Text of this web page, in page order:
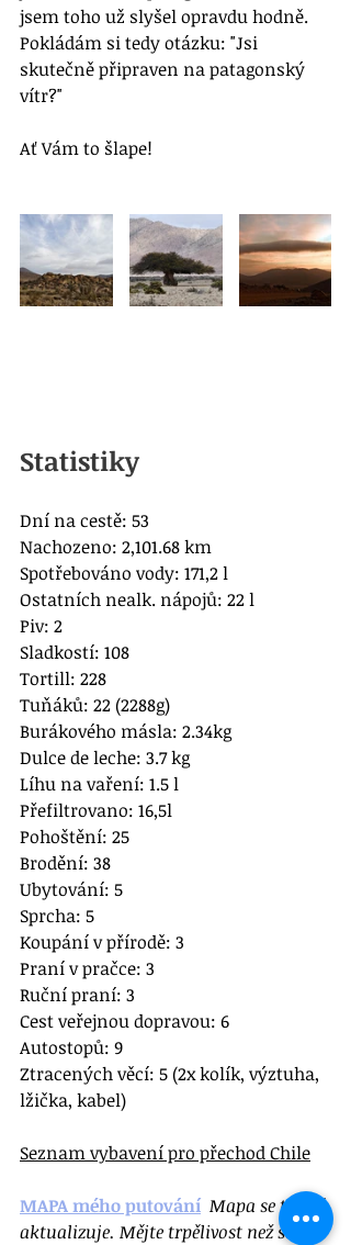
jsem toho už slyšel opravdu hodně.
Pokládám si tedy otázku: "Jsi
skutečně připraven na patagonský
vítr?"
Ať Vám to šlape!
Statistiky
Dní na cestě: 53
Nachozeno: 2,101.68 km
Spotřebováno vody: 171,2 l
Ostatních nealk. nápojů: 22 l
Piv: 2
Sladkostí: 108
Tortill: 228
Tuňáků: 22 (2288g)
Burákového másla: 2.34kg
Dulce de leche: 3.7 kg
Líhu na vaření: 1.5 l
Přefiltrovano: 16,5l
Pohoštění: 25
Brodění: 38
Ubytování: 5
Sprcha: 5
Koupání v přírodě: 3
Praní v pračce: 3
Ruční praní: 3
Cest veřejnou dopravou: 6
Autostopů: 9
Ztracených věcí: 5 (2x kolík, výztuha,
lžička, kabel)
Seznam vybavení pro přechod Chile
MAPA mého putování Mapa se týdně
aktualizuje. Mějte trpělivost než se